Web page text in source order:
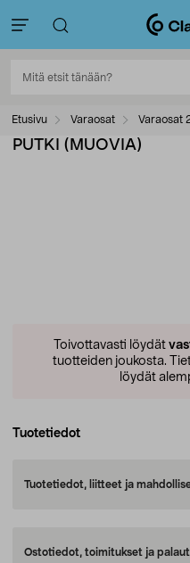
Etusivu Varaosat Varaosat
PUTKI (MUOVIA)
Toivottavasti löydät
tuotteiden joukosta.
löydät
Tuotetiedot
Tuotetiedot, liitteet ja
Ostotiedot, toimitukset ja